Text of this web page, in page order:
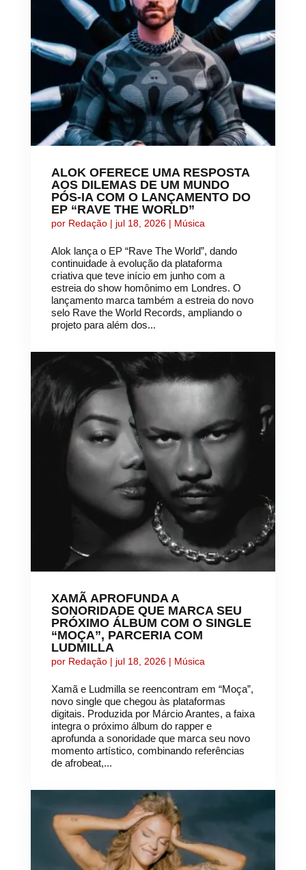
ALOK OFERECE UMA RESPOSTA
AOS DILEMAS DE UM MUNDO
PÓS-IA COM O LANÇAMENTO DO
EP “RAVE THE WORLD”
por Redação| jul 18, 2026| Música
Alok lança o EP “Rave The World”, dando
continuidade à evolução da plataforma
criativa que teve início em junho com a
estreia do show homônimo em Londres. O
lançamento marca também a estreia do novo
selo Rave the World Records, ampliando o
projeto para além dos...
XAMÃ APROFUNDA A
SONORIDADE QUE MARCA SEU
PRÓXIMO ÁLBUM COM O SINGLE
“MOÇA”, PARCERIA COM
LUDMILLA
por Redação| jul 18, 2026| Música
Xamã e Ludmilla se reencontram em “Moça”,
novo single que chegou às plataformas
digitais. Produzida por Márcio Arantes, a faixa
integra o próximo álbum do rapper e
aprofunda a sonoridade que marca seu novo
momento artístico, combinando referências
de afrobeat,...